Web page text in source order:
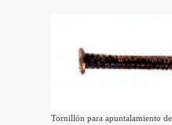
Tornillón para apuntalamiento